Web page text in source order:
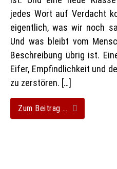
jedes Wort auf Verdacht
eigentlich, was wir noch
Und was bleibt vom
Beschreibung übrig ist.
Eifer, Empfindlichkeit und
zu zerstören. […]
Zum Beitrag …